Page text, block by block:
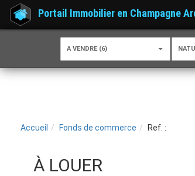
Portail Immobilier en Champagne
A VENDRE (6)
Accueil Fonds de commerce Ref. :
À LOUER